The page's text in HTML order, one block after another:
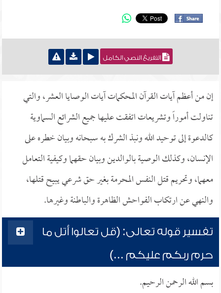
التفريغ النصي الكامل
إن من أعظم آيات القرآن المحكمات آيات الوصايا العشر، والتي
تناولت أموراً وتشريعات اتفقت عليها جميع الشرائع السماوية
كالدعوة إلى توحيد الله ونبذ الشرك به سبحانه وبيان خطره على
الإنسان، وكذلك الوصية بالوالدين وبيان حقهما وكيفية التعامل
معهما، وتحريم قتل النفس المحرمة بغير حق شرعي يبيح قتلها،
والنهي عن ارتكاب الفواحش الظاهرة والباطنة وغيرها.
تفسير قوله تعالى: (قل تعالوا أتل ما
حرم ربكم عليكم ...)
بسم الله الرحمن الرحيم.